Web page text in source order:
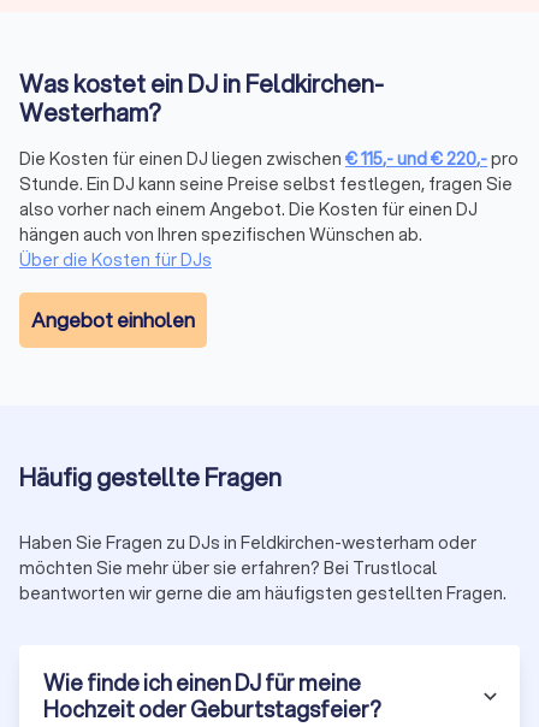
sind geprüft und unzuverlässige Anbieter werden konsequent
entfernt. Filtern Sie bequem nach Entfernung, Anlass oder
Bewertungen von echten Kunden. Geben Sie einfach Ihre
Anforderungen ein und erhalten Sie innerhalb kürzester Zeit
kostenlos und unverbindlich vier Angebotevon DJs in
Feldkirchen-Westerham.
Den perfekten DJ in
Ihrer Nähe. Kostenlos, transparent und auf Basis
Geprüfte DJs Kostenlos
Jetzt DJs vergleichen
Was kostet ein DJ in Feldkirchen-
Westerham?
Die Kosten für einen DJ liegen zwischen €115,-und€220,-pro
Stunde. Ein DJ kann seine Preise selbst festlegen, fragen Sie
also vorher nach einem Angebot. Die Kosten für einen DJ
hängen auch von Ihren spezifischen Wünschen ab.
Über die Kosten für DJs
Angebot einholen
Häufig gestellte Fragen
Haben Sie Fragen zu DJs in Feldkirchen-westerham oder
möchten Sie mehr über sie erfahren? Bei Trustlocal
beantworten wir gerne die am häufigsten gestellten Fragen.
Wie finde ich einen DJ für meine
Hochzeit oder Geburtstagsfeier?